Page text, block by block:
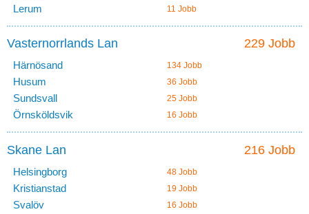
Lerum 11 Jobb
229 Jobb
Vasternorrlands Lan
Härnösand 134 Jobb
Husum 36 Jobb
Sundsvall 25 Jobb
Örnsköldsvik 16 Jobb
216 Jobb
Skane Lan
Helsingborg 48 Jobb
Kristianstad 19 Jobb
Svalöv 16 Jobb